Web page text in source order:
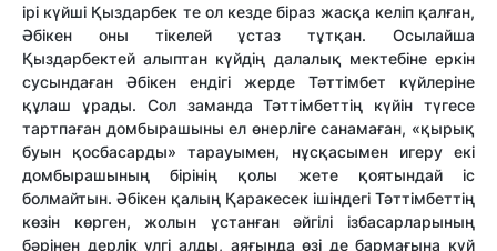
ірі күйші Қыздарбек те ол кезде біраз жасқа келіп қалған,
Әбікен оны тікелей ұстаз тұтқан. Осылайша
Қыздарбектей алыптан күйдің далалық мектебіне еркін
сусындаған Әбікен ендігі жерде Тәттімбет күйлеріне
құлаш ұрады. Сол заманда Тәттімбеттің күйін түгесе
тартпаған домбырашыны ел өнерліге санамаған, «қырық
буын қосбасарды» тарауымен, нұсқасымен игеру екі
домбырашының бірінің қолы жете қоятындай іс
болмайтын. Әбікен қалың Қаракесек ішіндегі Тәттімбеттің
көзін көрген, жолын ұстанған әйгілі ізбасарларының
бәрінен дерлік үлгі алды, аяғында өзі де бармағына күй